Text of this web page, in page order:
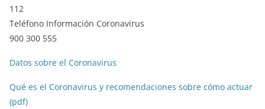
112
Teléfono Información Coronavirus
900 300 555
Datos sobre el Coronavirus
Qué es el Coronavirus y recomendaciones sobre cómo actuar
(pdf)